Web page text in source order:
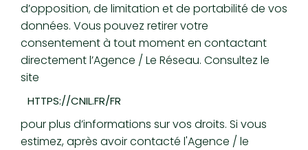
d’opposition, de limitation et de portabilité de vos
données. Vous pouvez retirer votre
consentement à tout moment en contactant
directement l’Agence / Le Réseau. Consultez le
site
HTTPS://CNIL.FR/FR
pour plus d’informations sur vos droits. Si vous
estimez, après avoir contacté l'Agence / le